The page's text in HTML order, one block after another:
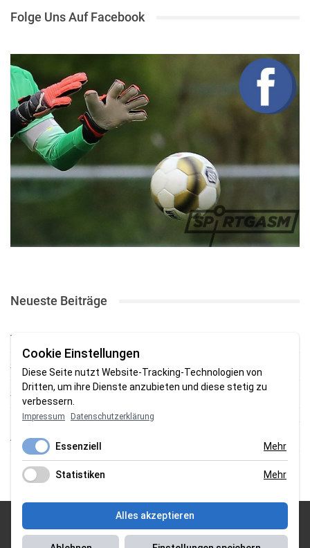
Folge Uns Auf Facebook
Neueste Beiträge
TSV gewinnt Testspiel bei Braker Reserve
SV Brake gewinnt erstes Heimspiel mit 2:0
SV Brake feiert 5:2-Auftaktsieg beim Delmenhorster TB
Fehlstart in Oldenburg: 1. FC Nordenham verliert zum Bezirksliga-
Auftakt
Fußball in der Wesermarsch: Die Bilder vom Wochenende
© 2026 Sportgasm . All Rights Reserved.
Cookie Einstellungen
Diese Seite nutzt Website-Tracking-Technologien von
Dritten, um ihre Dienste anzubieten und diese stetig zu
verbessern.
Impressum Datenschutzerklärung
Essenziell Mehr
Statistiken Mehr
Alles akzeptieren